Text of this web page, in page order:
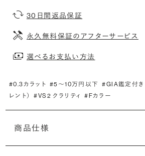
30日間返品保証
永久無料保証のアフターサービス
選べるお支払い方法
#0.3カラット #5〜10万円以下 #GIA鑑定付き
レント）
#VS2 クラリティ #Fカラー
商品仕様